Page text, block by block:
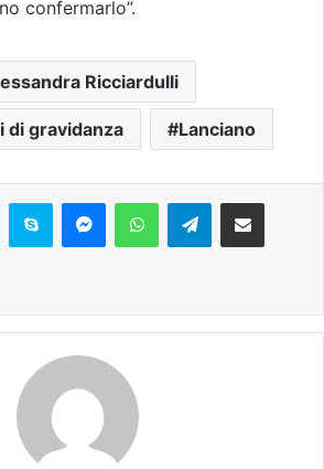
confermarlo”.
Ricciardulli
di gravidanza Lanciano
Telegram